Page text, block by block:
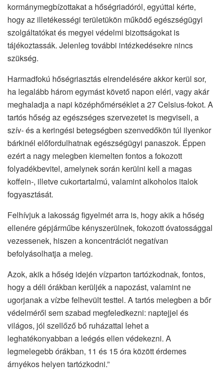
kormánymegbízottakat a hőségriadóról, egyúttal kérte,
hogy az illetékességi területükön működő egészségügyi
szolgáltatókat és megyei védelmi bizottságokat is
tájékoztassák. Jelenleg további intézkedésekre nincs
szükség.
Harmadfokú hőségriasztás elrendelésére akkor kerül sor,
ha legalább három egymást követő napon eléri, vagy akár
meghaladja a napi középhőmérséklet a 27 Celsius-fokot. A
tartós hőség az egészséges szervezetet is megviseli, a
szív- és a keringési betegségben szenvedőkön túl ilyenkor
bárkinél előfordulhatnak egészségügyi panaszok. Éppen
ezért a nagy melegben kiemelten fontos a fokozott
folyadékbevitel, amelynek során kerülni kell a magas
koffein-, illetve cukortartalmú, valamint alkoholos italok
fogyasztását.
Felhívjuk a lakosság figyelmét arra is, hogy akik a hőség
ellenére gépjárműbe kényszerülnek, fokozott óvatossággal
vezessenek, hiszen a koncentrációt negatívan
befolyásolhatja a meleg.
Azok, akik a hőség idején vízparton tartózkodnak, fontos,
hogy a déli órákban kerüljék a napozást, valamint ne
ugorjanak a vízbe felhevült testtel. A tartós melegben a bőr
védelméről sem szabad megfeledkezni: naptejjel és
világos, jól szellőző bő ruházattal lehet a
leghatékonyabban a leégés ellen védekezni. A
legmelegebb órákban, 11 és 15 óra között érdemes
árnyékos helyen tartózkodni.”